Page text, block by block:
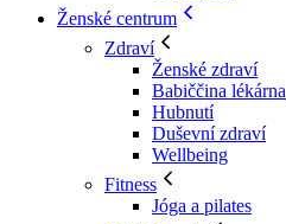
Ženské centrum
Zdraví
Ženské zdraví
Babiččina lékárna
Hubnutí
Duševní zdraví
Wellbeing
Fitness
Jóga a pilates